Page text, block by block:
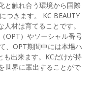
と触れ合う環境から国際
つきます。 KC BEAUTY
材は育てることです。
OPT）やソーシャル番号
、OPT期間中には本場ハ
も出来ます。KCだけが持
世界に輩出することがで